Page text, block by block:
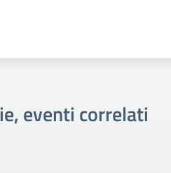
eventi correlati